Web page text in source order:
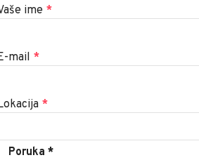
ime *
mail *
*